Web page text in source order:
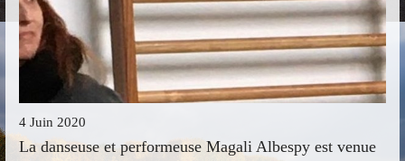
4 Juin 2020
La danseuse et performeuse Magali Albespy est venue